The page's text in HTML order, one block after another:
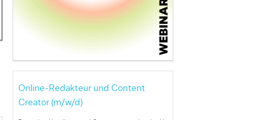
Online-Redakteur und Content
Creator (m/w/d)